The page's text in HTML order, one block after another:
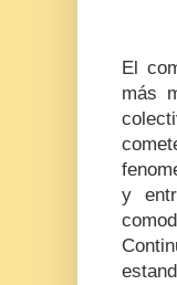
El
más
y